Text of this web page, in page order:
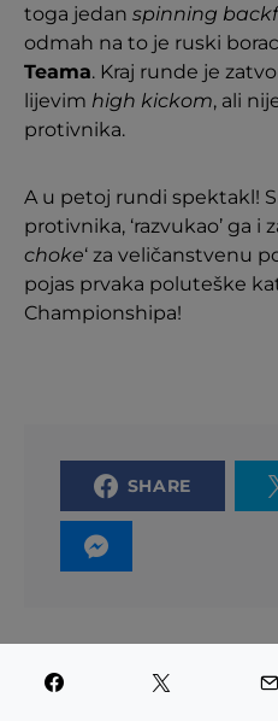
toga jedan spinning
odmah na to je ruski
Teama. Kraj runde je
lijevim high kickom, ali
protivnika.
A u petoj rundi spektakl!
protivnika, ‘razvukao’ ga i
choke‘ za veličanstvenu
pojas prvaka poluteške
Championshipa!
SHARE
PREVIOUS ARTICLE